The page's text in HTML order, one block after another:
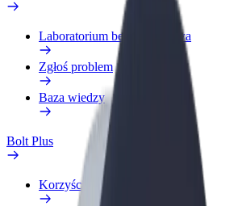
Laboratorium bezpieczeństwa
Zgłoś problem
Baza wiedzy
Bolt Plus
Korzyści